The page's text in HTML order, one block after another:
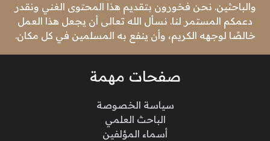
والباحثين. نحن فخورون بتقديم هذا المحتوى الغني ونقدر
دعمكم المستمر لنا. نسأل الله تعالى أن يجعل هذا العمل
خالصًا لوجهه الكريم، وأن ينفع به المسلمين في كل مكان.
صفحات مهمة
سياسة الخصوصة
الباحث العلمي
أسماء المؤلفين